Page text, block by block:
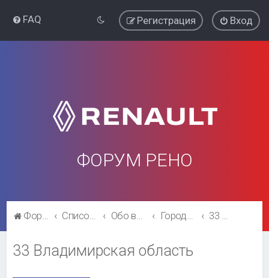
FAQ Вход
Регистрация
ФОРУМ РЕНО
Форум Рено Список форумов Обо всём остальном Города и регионы. 33 Владимирская область
33 Владимирская область